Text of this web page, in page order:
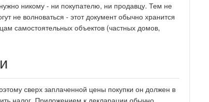
никому - ни покупателю, ни продавцу. Тем не
не волноваться - этот документ обычно хранится
самостоятельных объектов (частных домов,
сверх заплаченной цены покупки он должен в
налог. Приложением к декларации обычно